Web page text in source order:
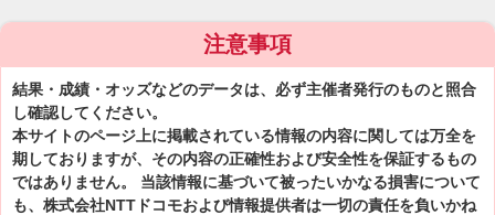
注意事項
結果・成績・オッズなどのデータは、必ず主催者発行のものと照合
し確認してください。
本サイトのページ上に掲載されている情報の内容に関しては万全を
期しておりますが、その内容の正確性および安全性を保証するもの
ではありません。 当該情報に基づいて被ったいかなる損害について
も、株式会社NTTドコモおよび情報提供者は一切の責任を負いかね